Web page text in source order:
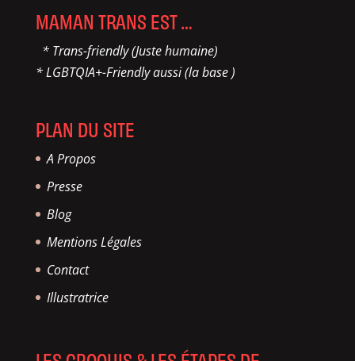
MAMAN TRANS EST …
* Trans-friendly (Juste humaine)
* LGBTQIA+-Friendly aussi (la base )
PLAN DU SITE
A Propos
Presse
Blog
Mentions Légales
Contact
Illustratrice